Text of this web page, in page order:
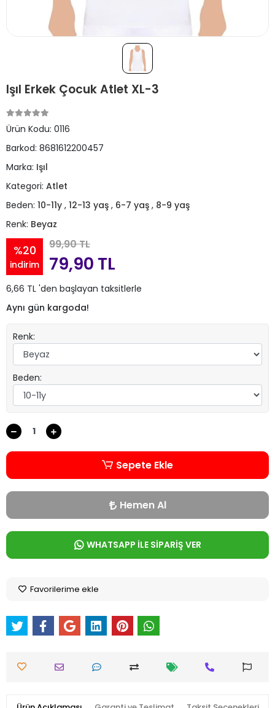
Işıl Erkek Çocuk Atlet XL-3
Ürün Kodu: 0116
Barkod: 8681612200457
Marka: Işıl
Kategori: Atlet
Beden: 10-11y , 12-13 yaş , 6-7 yaş , 8-9 yaş
Renk: Beyaz
%20
indirim
99,90 TL
79,90 TL
6,66 TL 'den başlayan taksitlerle
Aynı gün kargoda!
Renk:
Beden:
Sepete Ekle
Hemen Al
WHATSAPP İLE SİPARİŞ VER
Favorilerime ekle